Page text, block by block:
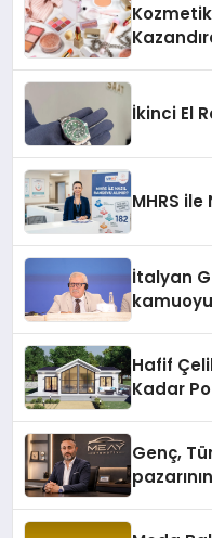
İkinci El
MHRS ile
İtalyan
Hafif
Kadar
Genç,